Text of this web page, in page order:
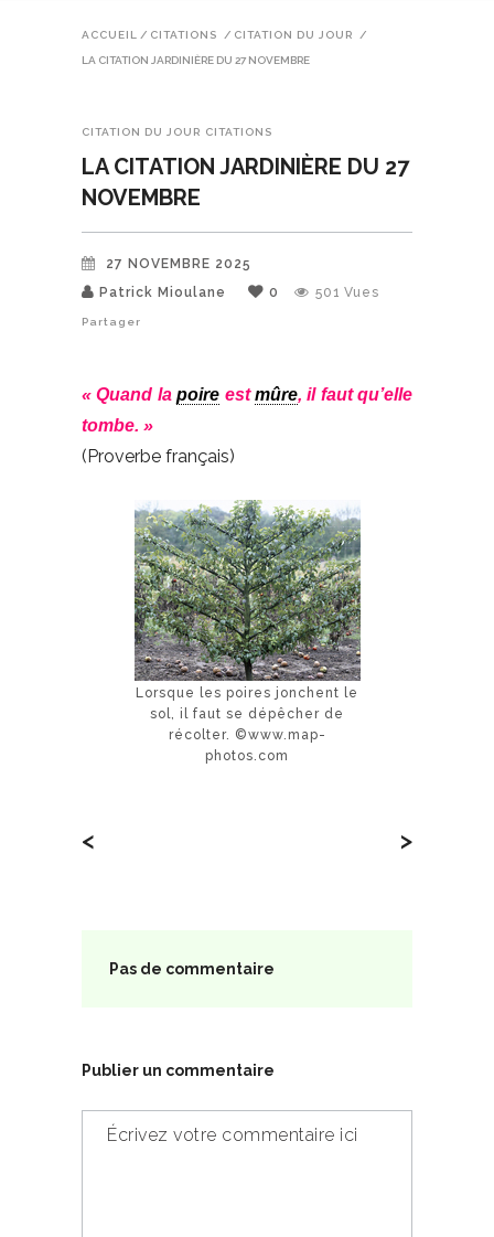
ACCUEIL / CITATIONS / CITATION DU JOUR /
LA CITATION JARDINIÈRE DU 27 NOVEMBRE
CITATION DU JOUR CITATIONS
LA CITATION JARDINIÈRE DU 27
NOVEMBRE
27 NOVEMBRE 2025
Patrick Mioulane
0 501 Vues
Partager
« Quand lapoire estmûre, il faut qu’elle
tombe. »
(Proverbe français)
Lorsque les poires jonchent le
sol, il faut se dépêcher de
récolter. ©www.map-
photos.com
< >
Pas de commentaire
Publier un commentaire